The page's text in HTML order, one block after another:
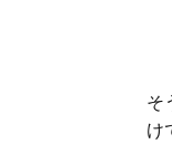
そ
け